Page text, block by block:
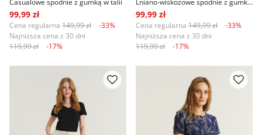
99,99 zł
Cena regularna 149,99 zł
-33%
Najniższa cena z 30 dni
119,99 zł
-17%
99,99 zł
Cena regularna 149,99 zł
-33%
Najniższa cena z 30 dni
119,99 zł
-17%